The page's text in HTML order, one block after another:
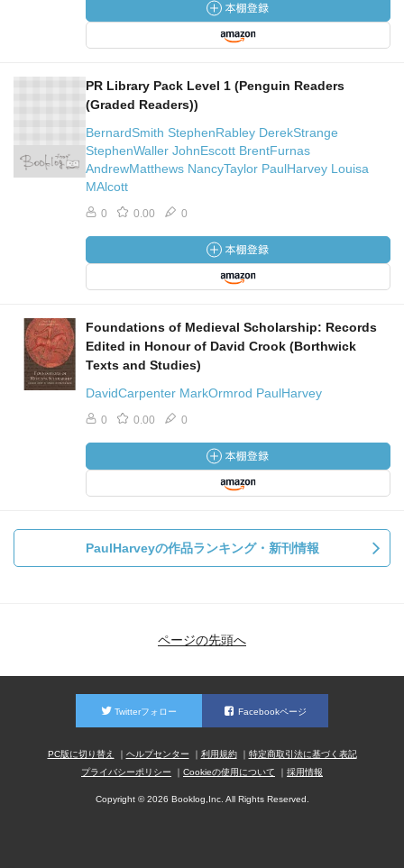
PR Library Pack Level 1 (Penguin Readers
(Graded Readers))
BernardSmith StephenRabley DerekStrange
StephenWaller JohnEscott BrentFurnas
AndrewMatthews NancyTaylor PaulHarvey Louisa
MAlcott
0 0.00 0
Foundations of Medieval Scholarship: Records
Edited in Honour of David Crook (Borthwick
Texts and Studies)
DavidCarpenter MarkOrmrod PaulHarvey
0 0.00 0
PaulHarveyの作品ランキング・新刊情報
ページの先頭へ
Twitterフォロー Facebookページ
PC版に切り替え ヘルプセンター 利用規約
特定商取引法に基づく表記
プライバシーポリシー
Cookieの使用について 採用情報
Copyright © 2026 Booklog,Inc. All Rights Reserved.